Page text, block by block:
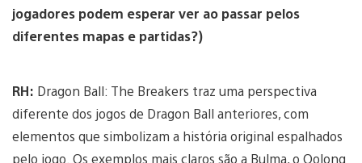
jogadores podem esperar ver ao passar pelos
diferentes mapas e partidas?)
RH: Dragon Ball: The Breakers traz uma perspectiva
diferente dos jogos de Dragon Ball anteriores, com
elementos que simbolizam a história original espalhados
pelo jogo. Os exemplos mais claros são a Bulma, o Oolong